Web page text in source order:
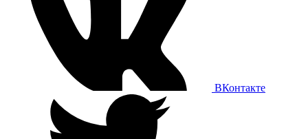
ВКонтакте